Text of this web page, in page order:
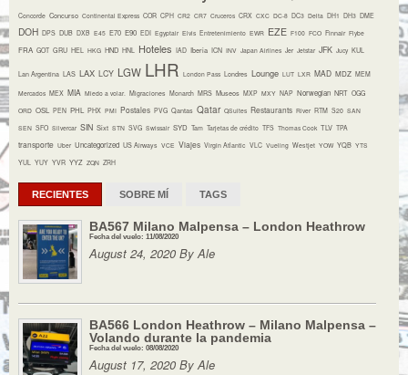
Concorde Concurso Continental Express COR CPH CR2 CR7 Cruceros CRX CXC DC-8 DC3 Delta DH1 DH3 DME
DOH DPS DUB DXB E45 E70 E90 EDI Egyptair Elvis Entretenimiento EWR EZE F100 FCO Finnair Flybe
FRA GOT GRU HEL HKG HND HNL Hoteles IAD Iberia ICN INV Japan Airlines Jer Jetstar JFK Jucy KUL
Lan Argentina LAS LAX LCY LGW LHR London Pass Londres Lounge LUT LXR MAD MDZ MEM
Mercados MEX MIA Miedo a volar. Migraciones Monarch MRS Museos MXP MXY NAP Norwegian NRT OGG
ORD OSL PEN PHL PHX PMI Postales PVG Qantas Qatar QSuites Restaurants River RTM S20 SAN
SEN SFO Silvercar SIN Sixt STN SVG Swissair SYD Tam Tarjetas de crédito TFS Thomas Cook TLV TPA
transporte Uber Uncategorized US Airways VCE Viajes Virgin Atlantic VLC Vueling Westjet YOW YQB YTS
YUL YUY YVR YYZ ZQN ZRH
RECIENTES SOBRE MÍ TAGS
BA567 Milano Malpensa – London Heathrow
Fecha del vuelo: 11/08/2020
August 24, 2020 By Ale
BA566 London Heathrow – Milano Malpensa –
Volando durante la pandemia
Fecha del vuelo: 08/08/2020
August 17, 2020 By Ale